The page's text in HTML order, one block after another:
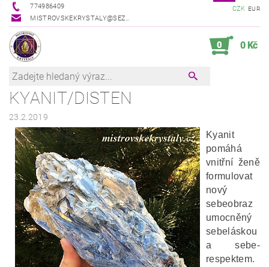
774986409
MISTROVSKEKRYSTALY@SEZNAM.CZ
CZK EUR
0 0 Kč
KYANIT/DISTEN
23.2.2019
Kyanit
pomáhá
vnitřní ženě
formulovat
nový
sebeobraz
umocněný
sebeláskou
a sebe-
respektem.